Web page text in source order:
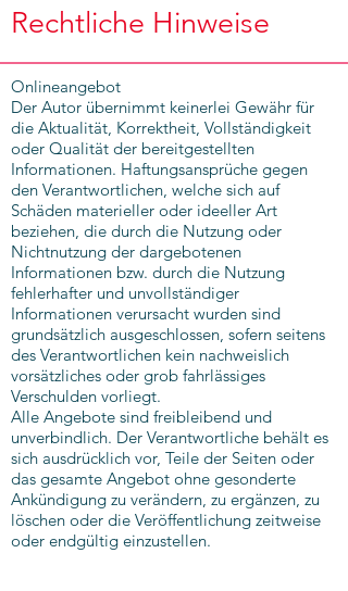
Rechtliche Hinweise
Onlineangebot
Der Autor übernimmt keinerlei Gewähr für
die Aktualität, Korrektheit, Vollständigkeit
oder Qualität der bereitgestellten
Informationen. Haftungsansprüche gegen
den Verantwortlichen, welche sich auf
Schäden materieller oder ideeller Art
beziehen, die durch die Nutzung oder
Nichtnutzung der dargebotenen
Informationen bzw. durch die Nutzung
fehlerhafter und unvollständiger
Informationen verursacht wurden sind
grundsätzlich ausgeschlossen, sofern seitens
des Verantwortlichen kein nachweislich
vorsätzliches oder grob fahrlässiges
Verschulden vorliegt.
Alle Angebote sind freibleibend und
unverbindlich. Der Verantwortliche behält es
sich ausdrücklich vor, Teile der Seiten oder
das gesamte Angebot ohne gesonderte
Ankündigung zu verändern, zu ergänzen, zu
löschen oder die Veröffentlichung zeitweise
oder endgültig einzustellen.